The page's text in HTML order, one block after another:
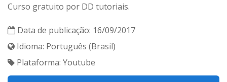
Curso gratuito por DD tutoriais.
Data de publicação: 16/09/2017
Idioma: Português (Brasil)
Plataforma: Youtube